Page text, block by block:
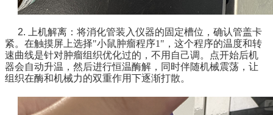
2. 上机解离：将消化管装入仪器的固定槽位，确认管盖卡
紧。在触摸屏上选择"小鼠肿瘤程序1"，这个程序的温度和转
速曲线是针对肿瘤组织优化过的，不用自己调。点开始后机
器会自动升温，然后进行恒温酶解，同时伴随机械震荡，让
组织在酶和机械力的双重作用下逐渐打散。